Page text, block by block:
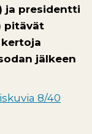
ja presidentti
pitävät
jälkeen
8/40